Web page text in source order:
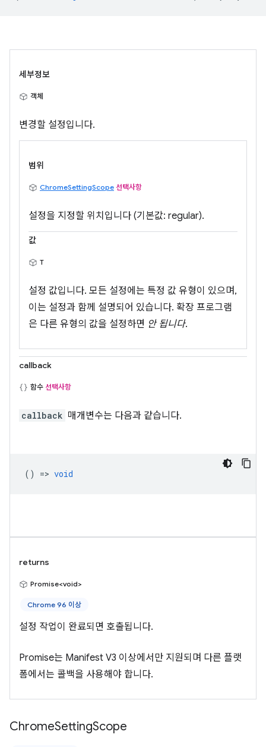
세부정보
객체
변경할 설정입니다.
범위
ChromeSettingScope 선택사항
설정을 지정할 위치입니다 (기본값: regular).
값
T
설정 값입니다. 모든 설정에는 특정 값 유형이 있으며,
이는 설정과 함께 설명되어 있습니다. 확장 프로그램
은 다른 유형의 값을 설정하면 안 됩니다.
callback
함수 선택사항
callback 매개변수는 다음과 같습니다.
() => void
returns
Promise<void>
Chrome 96 이상
설정 작업이 완료되면 호출됩니다.
Promise는 Manifest V3 이상에서만 지원되며 다른 플랫
폼에서는 콜백을 사용해야 합니다.
ChromeSettingScope